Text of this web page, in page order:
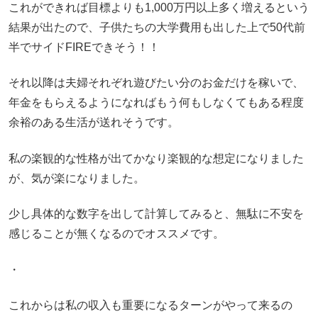
これができれば目標よりも1,000万円以上多く増えるという
結果が出たので、子供たちの大学費用も出した上で50代前
半でサイドFIREできそう！！
それ以降は夫婦それぞれ遊びたい分のお金だけを稼いで、
年金をもらえるようになればもう何もしなくてもある程度
余裕のある生活が送れそうです。
私の楽観的な性格が出てかなり楽観的な想定になりました
が、気が楽になりました。
少し具体的な数字を出して計算してみると、無駄に不安を
感じることが無くなるのでオススメです。
・
これからは私の収入も重要になるターンがやって来るの